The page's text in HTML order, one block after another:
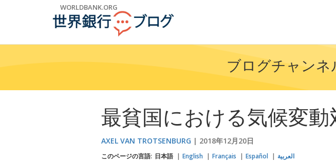
WORLDBANK.ORG
ブログチャンネ
最貧国における気候変動
AXEL VAN TROTSENBURG 2018年12月20日
このページの言語: 日本語 English Français Español العربية